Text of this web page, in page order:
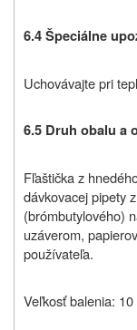
6.4 Špeciálne
Uchovávajte pri
6.5 Druh obalu a
Fľaštička z
dávkovacej pipety
(brómbutylového)
uzáverom,
používateľa.
Veľkosť balenia: 10